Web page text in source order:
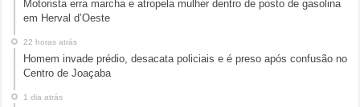
Motorista erra marcha e atropela mulher dentro de posto de gasolina
em Herval d’Oeste
22 horas atrás
Homem invade prédio, desacata policiais e é preso após confusão no
Centro de Joaçaba
1 dia atrás